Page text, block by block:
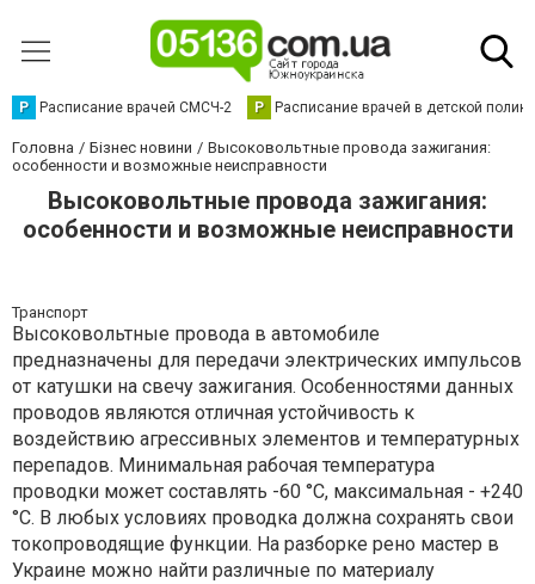
Р Расписание врачей СМСЧ-2 Р Расписание врачей в детской
Головна Бізнес новини
Высоковольтные провода зажигания:
особенности и возможные неисправности
Высоковольтные провода зажигания:
особенности и возможные неисправности
Транспорт
Высоковольтные провода в автомобиле
предназначены для передачи электрических импульсов
от катушки на свечу зажигания. Особенностями данных
проводов являются отличная устойчивость к
воздействию агрессивных элементов и температурных
перепадов. Минимальная рабочая температура
проводки может составлять -60 °С, максимальная - +240
°С. В любых условиях проводка должна сохранять свои
токопроводящие функции. На разборке рено мастер в
Украине можно найти различные по материалу